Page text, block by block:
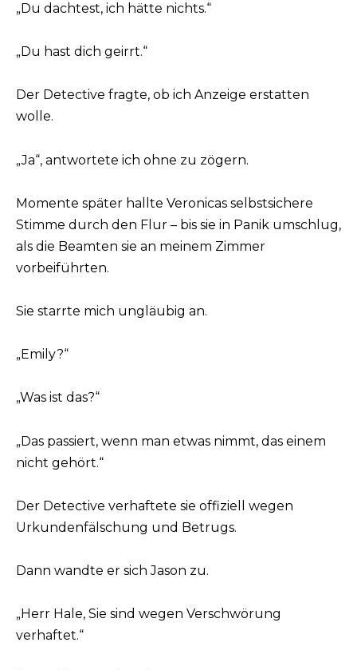
„Du dachtest, ich hätte nichts.“
„Du hast dich geirrt.“
Der Detective fragte, ob ich Anzeige erstatten
wolle.
„Ja“, antwortete ich ohne zu zögern.
Momente später hallte Veronicas selbstsichere
Stimme durch den Flur – bis sie in Panik umschlug,
als die Beamten sie an meinem Zimmer
vorbeiführten.
Sie starrte mich ungläubig an.
„Emily?“
„Was ist das?“
„Das passiert, wenn man etwas nimmt, das einem
nicht gehört.“
Der Detective verhaftete sie offiziell wegen
Urkundenfälschung und Betrugs.
Dann wandte er sich Jason zu.
„Herr Hale, Sie sind wegen Verschwörung
verhaftet.“